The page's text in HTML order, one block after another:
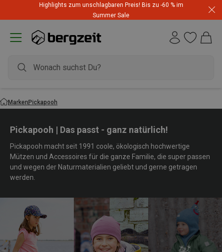
Highlights zum unschlagbaren Preis! Bis zu -60 % im
Summer Sale
MarkenPickapooh
Pickapooh | Das passt - ganz natürlich!
Pickapooh macht seit 1991 coole, ökologisch hochwertige
Mützen und Accessoires für die ganze Familie, die super passen
und wegen der Naturmaterialien geliebt und gerne getragen
werden.